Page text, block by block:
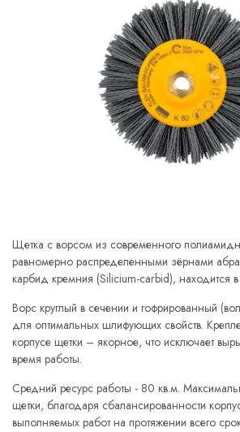
Щетка с ворсом из современного
равномерно распределенными зёрнами
карбид кремния (Silicium-carbid), находится
Ворс круглый в сечении и гофрированный
для оптимальных шлифующих свойств.
корпусе щетки – якорное, что исключает
время работы.
Средний ресурс работы - 80 кв.м.
щетки, благодаря сбалансированности
выполняемых работ на протяжении всего